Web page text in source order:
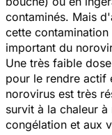
contaminés. Mais
cette
important du
Une très faible
pour le rendre actif
norovirus est très
survit à la chaleur
congélation et aux